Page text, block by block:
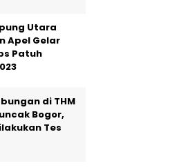
Utara
Apel Gelar
Patuh
di THM
Bogor,
Tes